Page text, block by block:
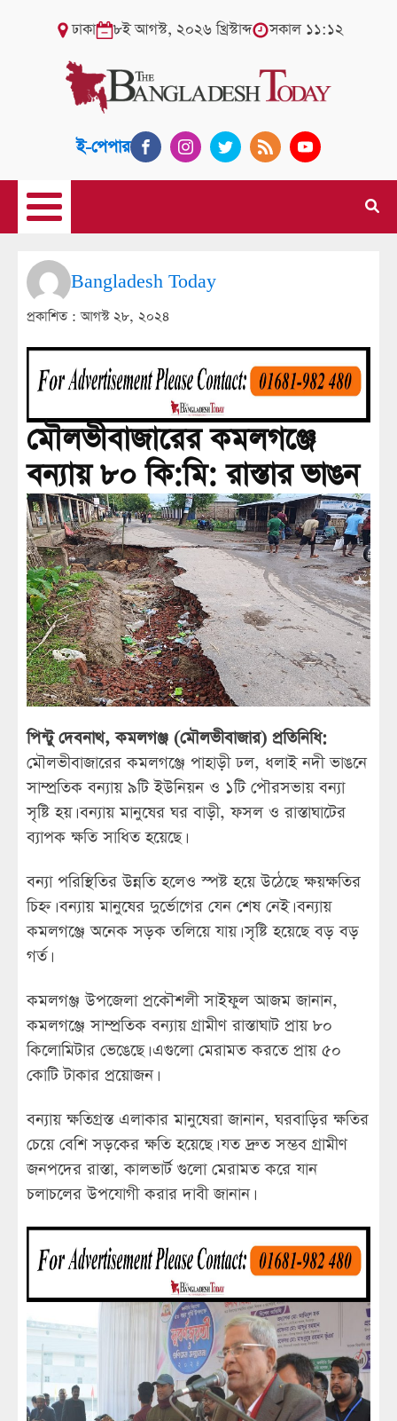
ঢাকা ৮ই আগস্ট, ২০২৬ খ্রিস্টাব্দ সকাল ১১:১২
ই-পেপার
Bangladesh Today
প্রকাশিত :আগস্ট ২৮, ২০২৪
মৌলভীবাজারের কমলগঞ্জে
বন্যায় ৮০ কি:মি: রাস্তার ভাঙন
পিন্টু দেবনাথ, কমলগঞ্জ (মৌলভীবাজার) প্রতিনিধি:
মৌলভীবাজারের কমলগঞ্জে পাহাড়ী ঢল, ধলাই নদী ভাঙনে
সাম্প্রতিক বন্যায় ৯টি ইউনিয়ন ও ১টি পৌরসভায় বন্যা
সৃষ্টি হয়। বন্যায় মানুষের ঘর বাড়ী, ফসল ও রাস্তাঘাটের
ব্যাপক ক্ষতি সাধিত হয়েছে।
বন্যা পরিস্থিতির উন্নতি হলেও স্পষ্ট হয়ে উঠেছে ক্ষয়ক্ষতির
চিহ্ন। বন্যায় মানুষের দুর্ভোগের যেন শেষ নেই। বন্যায়
কমলগঞ্জে অনেক সড়ক তলিয়ে যায়। সৃষ্টি হয়েছে বড় বড়
গর্ত।
কমলগঞ্জ উপজেলা প্রকৌশলী সাইফুল আজম জানান,
কমলগঞ্জে সাম্প্রতিক বন্যায় গ্রামীণ রাস্তাঘাট প্রায় ৮০
কিলোমিটার ভেঙেছে। এগুলো মেরামত করতে প্রায় ৫০
কোটি টাকার প্রয়োজন।
বন্যায় ক্ষতিগ্রস্ত এলাকার মানুষেরা জানান, ঘরবাড়ির ক্ষতির
চেয়ে বেশি সড়কের ক্ষতি হয়েছে। যত দ্রুত সম্ভব গ্রামীণ
জনপদের রাস্তা, কালভার্ট গুলো মেরামত করে যান
চলাচলের উপযোগী করার দাবী জানান।